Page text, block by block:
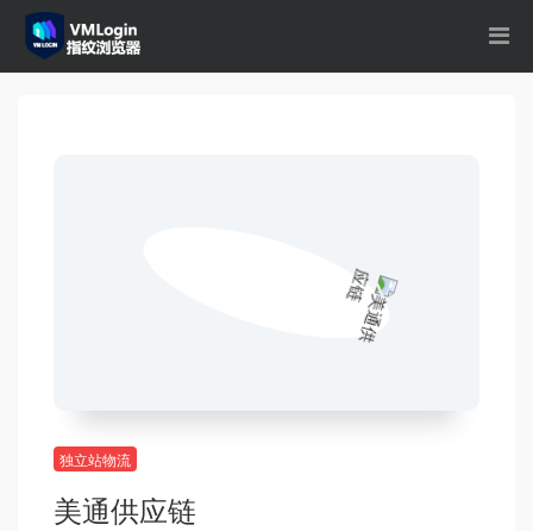
独立站物流
美通供应链